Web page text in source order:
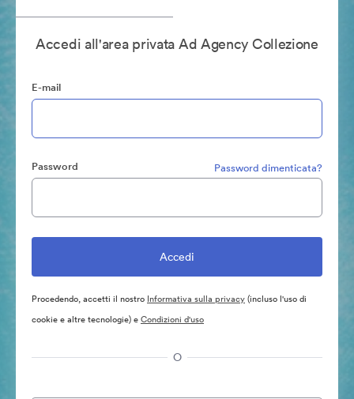
Accedi all'area privata Ad Agency Collezione
E-mail
Password Password dimenticata?
Procedendo, accetti il nostro Informativa sulla privacy(incluso l'uso di
cookie e altre tecnologie) eCondizioni d'uso
O